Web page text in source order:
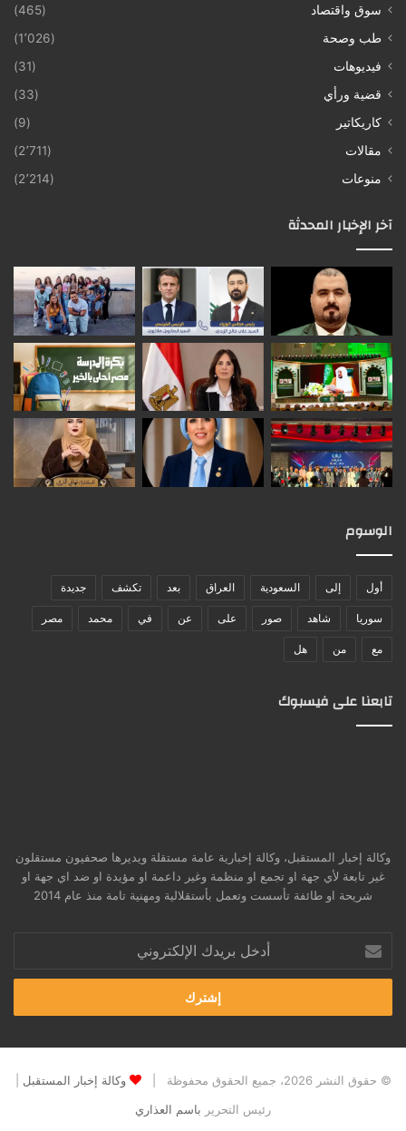
سوق واقتصاد
(465)
طب وصحة
(1٬026)
فيديوهات
(31)
قضية ورأي
(33)
كاريكاتير
(9)
مقالات
(2٬711)
منوعات
(2٬214)
آخر الإخبار المحدثة
الوسوم
أول إلى السعودية العراق بعد تكشف جديدة
سوريا شاهد صور على عن في محمد مصر
مع من هل
تابعنا على فيسبوك
وكالة إخبار المستقبل، وكالة إخبارية عامة مستقلة ويديرها صحفيون مستقلون
غير تابعة لأي جهة او تجمع او منظمة وغير داعمة او مؤيدة او ضد اي جهة او
شريحة او طائفة تأسست وتعمل بأستقلالية ومهنية تامة منذ عام 2014
بريدك
الإلكتروني
© حقوق النشر 2026، جميع الحقوق محفوظة | وكالة إخبار المستقبل
رئيس التحرير باسم العذاري